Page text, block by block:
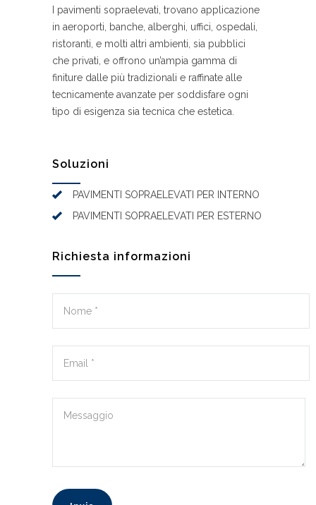
I pavimenti sopraelevati, trovano applicazione
in aeroporti, banche, alberghi, uffici, ospedali,
ristoranti, e molti altri ambienti, sia pubblici
che privati, e offrono un’ampia gamma di
finiture dalle più tradizionali e raffinate alle
tecnicamente avanzate per soddisfare ogni
tipo di esigenza sia tecnica che estetica.
Soluzioni
PAVIMENTI SOPRAELEVATI PER INTERNO
PAVIMENTI SOPRAELEVATI PER ESTERNO
Richiesta informazioni